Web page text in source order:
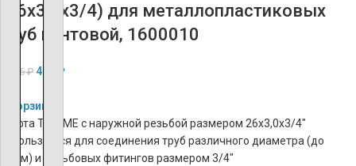
(26х3.0х3/4) для металлопластиковых
труб винтовой, 1600010
1 226₽ 490 ₽
В корзину
Муфта TIEMME с наружной резьбой размером 26х3,0х3/4″
используется для соединения труб различного диаметра (до
26мм) и резьбовых фитингов размером 3/4″